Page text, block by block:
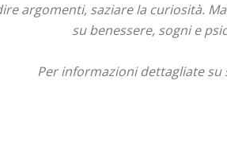
argomenti, saziare la curiosità.
su benessere, sogni e
Per informazioni dettagliate su